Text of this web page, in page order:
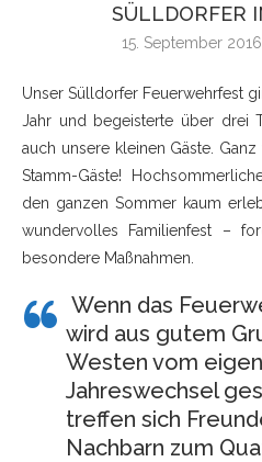
SÜLLDORFER
15. September 2016
Unser Sülldorfer Feuerwehrfest
Jahr und begeisterte über drei
auch unsere kleinen Gäste.
Stamm-Gäste!
den ganzen Sommer kaum
wundervolles Familienfest –
besondere Maßnahmen.
Wenn das
wird aus gutem
Westen vom
Jahreswechsel
treffen sich
Nachbarn zum